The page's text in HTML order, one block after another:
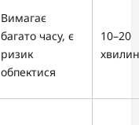
Вимагає
багато часу, є
ризик
обпектися
10–20
хвилин